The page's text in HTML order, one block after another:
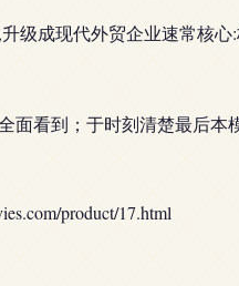
级成现代外贸企业速常核
面看到；于时刻清楚最后
product/17.html